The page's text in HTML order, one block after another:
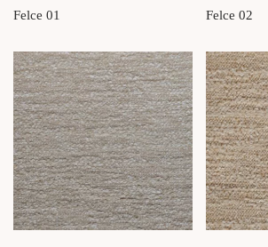
Felce 01 Felce 02